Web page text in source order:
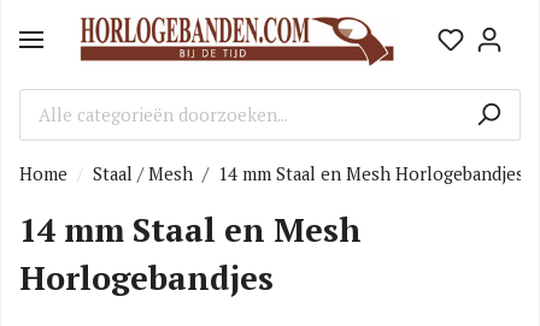
Home Staal / Mesh / 14 mm Staal en Mesh Horlogebandjes
14 mm Staal en Mesh
Horlogebandjes